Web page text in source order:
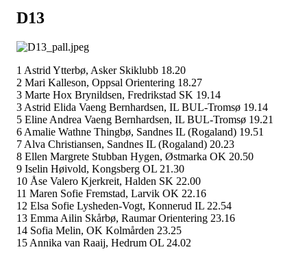
D13
1 Astrid Ytterbø, Asker Skiklubb 18.20
2 Mari Kalleson, Oppsal Orientering 18.27
3 Marte Hox Brynildsen, Fredrikstad SK 19.14
3 Astrid Elida Vaeng Bernhardsen, IL BUL-Tromsø 19.14
5 Eline Andrea Vaeng Bernhardsen, IL BUL-Tromsø 19.21
6 Amalie Wathne Thingbø, Sandnes IL (Rogaland) 19.51
7 Alva Christiansen, Sandnes IL (Rogaland) 20.23
8 Ellen Margrete Stubban Hygen, Østmarka OK 20.50
9 Iselin Høivold, Kongsberg OL 21.30
10 Åse Valero Kjerkreit, Halden SK 22.00
11 Maren Sofie Fremstad, Larvik OK 22.16
12 Elsa Sofie Lysheden-Vogt, Konnerud IL 22.54
13 Emma Ailin Skårbø, Raumar Orientering 23.16
14 Sofia Melin, OK Kolmården 23.25
15 Annika van Raaij, Hedrum OL 24.02